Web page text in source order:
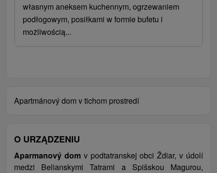
własnym aneksem kuchennym, ogrzewaniem
podłogowym, posiłkami w formie bufetu i
możliwością...
Apartmánový dom v tichom prostredí
O URZĄDZENIU
Aparmanový dom v podtatranskej obci Ždiar, v údolí
medzi Belianskymi Tatrami a Spišskou Magurou,